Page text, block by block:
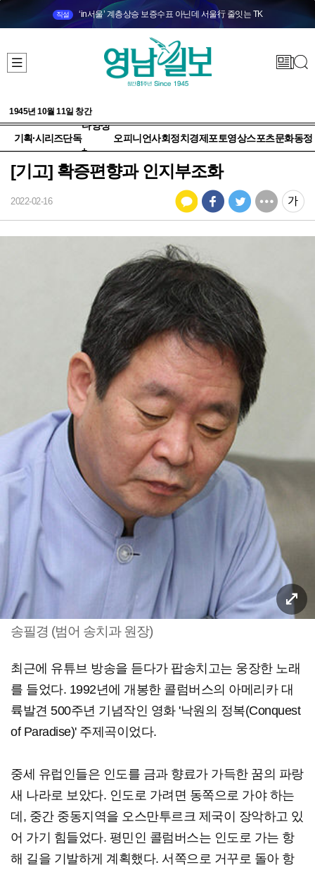
직설 ‘in서울’ 계층상승 보증수표 아닌데 서울行 줄잇는 TK
1945년 10월 11일 창간
기획·시리즈단독
다양성
+
오피니언사회정치 경제 포토영상스포츠문화동정
[기고] 확증편향과 인지부조화
2022-02-16
송필경 (범어 송치과 원장)
최근에 유튜브 방송을 듣다가 팝송치고는 웅장한 노래
를 들었다. 1992년에 개봉한 콜럼버스의 아메리카 대
륙발견 500주년 기념작인 영화 '낙원의 정복(Conquest
of Paradise)' 주제곡이었다.
중세 유럽인들은 인도를 금과 향료가 가득한 꿈의 파랑
새 나라로 보았다. 인도로 가려면 동쪽으로 가야 하는
데, 중간 중동지역을 오스만투르크 제국이 장악하고 있
어 가기 힘들었다. 평민인 콜럼버스는 인도로 가는 항
해 길을 기발하게 계획했다. 서쪽으로 거꾸로 돌아 항